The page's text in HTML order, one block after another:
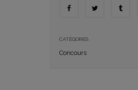
CATÉGORIES
Concours